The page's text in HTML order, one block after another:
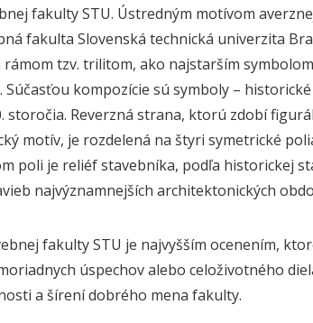
fakulty STU. Ústredným motívom
fakulta Slovenská technická univerzita
rámom tzv. trilitom, ako najstarším symbolom
Súčasťou kompozície sú symboly –
storočia. Reverzná strana, ktorú zdobí
motív, je rozdelená na štyri symetrické
poli je reliéf stavebníka, podľa historickej
najvýznamnejších architektonických
fakulty STU je najvyšším ocenením,
úspechov alebo celoživotného
a šírení dobrého mena fakulty.